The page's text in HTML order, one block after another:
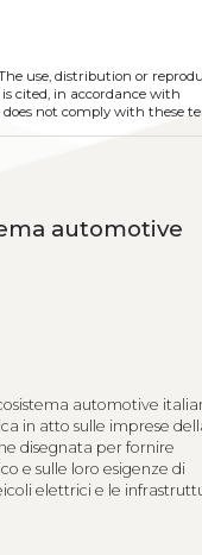
use, distribution or
cited, in accordance with
not comply with these
automotive
automotive
in atto sulle imprese
disegnata per fornire
e sulle loro esigenze di
elettrici e le